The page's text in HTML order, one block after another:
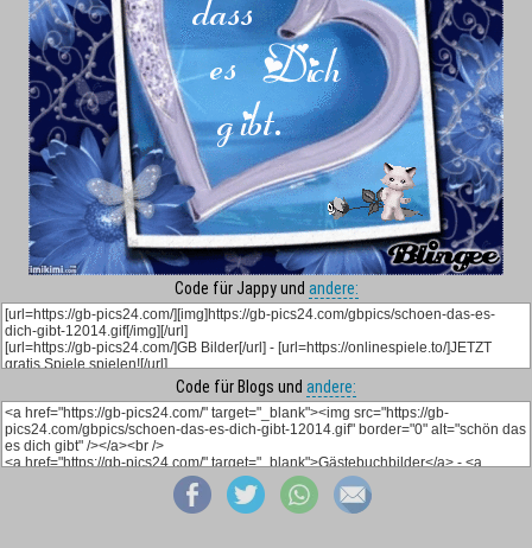
Code für Jappy und andere:
Code für Blogs und andere: